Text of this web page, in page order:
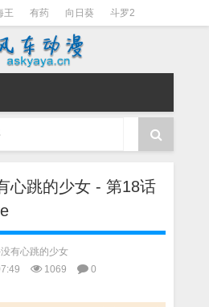
王 有药 向日葵 斗罗2
柯南 阴阳师
心跳的少女 - 第18话
有心跳的少女
1069 0